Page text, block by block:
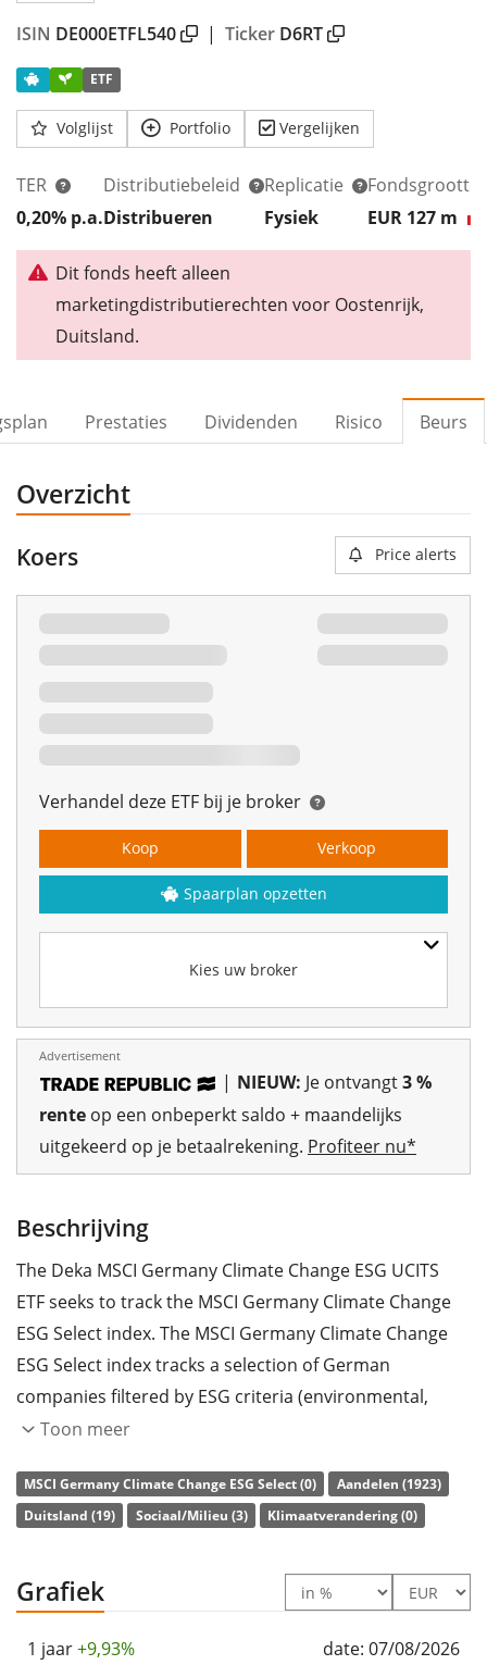
ISIN DE000ETFL540 | Ticker D6RT
ETF
Volglijst Portfolio Vergelijken
TER
0,20% p.a.
Distributiebeleid
Distribueren
Replicatie
Fysiek
Fondsgrootte
EUR 127 m
Dit fonds heeft alleen
marketingdistributierechten voor Oostenrijk,
Duitsland.
Prestaties Dividenden Risico Beurs
Overzicht
Koers Price alerts
Verhandel deze ETF bij je broker
Kies uw broker
Koop Verkoop
Spaarplan opzetten
Advertisement
| NIEUW: Je ontvangt3 %
rente op een onbeperkt saldo + maandelijks
uitgekeerd op je betaalrekening. Profiteer nu*
Beschrijving
The Deka MSCI Germany Climate Change ESG UCITS
ETF seeks to track the MSCI Germany Climate Change
ESG Select index. The MSCI Germany Climate Change
ESG Select index tracks a selection of German
companies filtered by ESG criteria (environmental,
social and governance). The index weighting scheme
selected companies. The parent index is the MSCI
Germany.
(total expense ratio) amounts to0,20%
p.a.. The ETF replicates the performance of the
Toon meer
MSCI Germany Climate Change ESG Select (0)
Aandelen (1923)
Duitsland (19)
Sociaal/Milieu (3) Klimaatverandering (0)
Grafiek
1 jaar+9,93% date: 07/08/2026